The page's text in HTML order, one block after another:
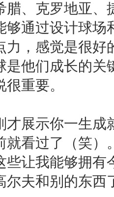
腊、克罗地亚
够通过设计球
力，感觉是很
是他们成长的
重要。
展示你一生成
过了（笑）
些让我能够拥
尔夫和别的东